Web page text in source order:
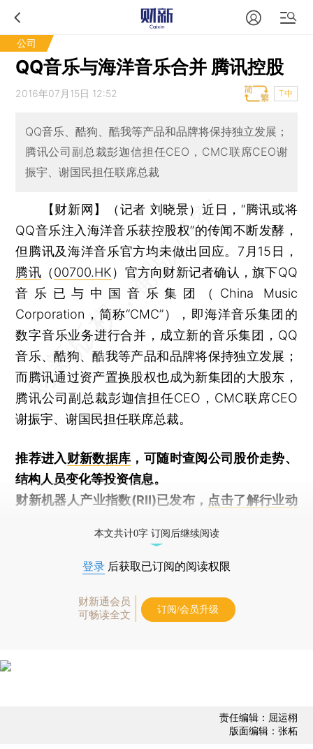
公司
QQ音乐与海洋音乐合并 腾讯控股
2016年07月15日 12:52 T中
QQ音乐、酷狗、酷我等产品和品牌将保持独立发展；
腾讯公司副总裁彭迦信担任CEO，CMC联席CEO谢
振宇、谢国民担任联席总裁
【财新网】（记者 刘晓景）近日，“腾讯或将
QQ音乐注入海洋音乐获控股权”的传闻不断发酵，
但腾讯及海洋音乐官方均未做出回应。7月15日，
腾讯（00700.HK）官方向财新记者确认，旗下QQ
音乐已与中国音乐集团（China Music
Corporation，简称“CMC”），即海洋音乐集团的
数字音乐业务进行合并，成立新的音乐集团，QQ
音乐、酷狗、酷我等产品和品牌将保持独立发展；
而腾讯通过资产置换股权也成为新集团的大股东，
腾讯公司副总裁彭迦信担任CEO，CMC联席CEO
谢振宇、谢国民担任联席总裁。
推荐进入财新数据库 ，可随时查阅公司股价走势、
结构人员变化等投资信息。
财新机器人产业指数(RII)已发布， 点击了解行业动
本文共计0字 订阅后继续阅读
登录 后获取已订阅的阅读权限
财新通会员
可畅读全文
订阅/会员升级
责任编辑：屈运栩
版面编辑：张柘